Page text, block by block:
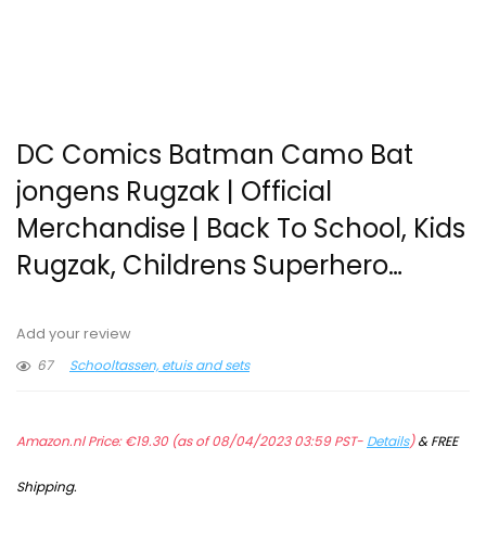
DC Comics Batman Camo Bat
jongens Rugzak | Official
Merchandise | Back To School, Kids
Rugzak, Childrens Superhero…
Add your review
67
Schooltassen, etuis and sets
Amazon.nl Price:€19.30(as of 08/04/2023 03:59 PST- Details)&FREE
Shipping.